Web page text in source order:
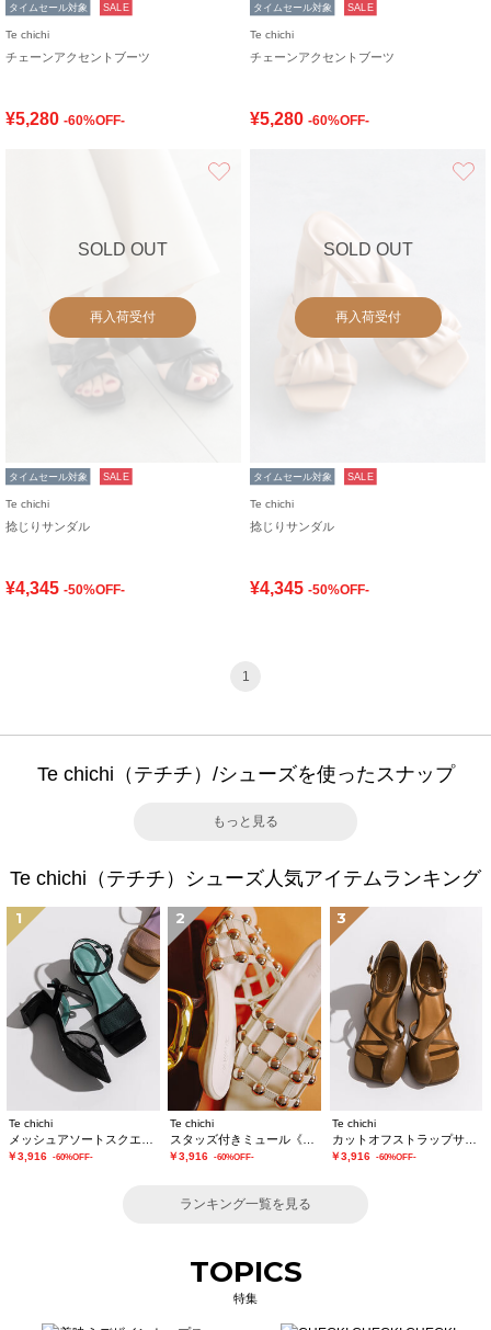
タイムセール対象 SALE
Te chichi
チェーンアクセントブーツ
¥5,280 -60%OFF-
タイムセール対象 SALE
Te chichi
チェーンアクセントブーツ
¥5,280 -60%OFF-
SOLD OUT
再入荷受付
タイムセール対象 SALE
Te chichi
捻じりサンダル
¥4,345 -50%OFF-
SOLD OUT
再入荷受付
タイムセール対象 SALE
Te chichi
捻じりサンダル
¥4,345 -50%OFF-
1
Te chichi（テチチ）/シューズを使ったスナップ
もっと見る
Te chichi（テチチ）シューズ人気アイテムランキング
1
Te chichi
￥3,916 -60%OFF-
2
Te chichi
￥3,916 -60%OFF-
3
Te chichi
カットオフストラップサンダル《2026 SUMMER LOOK item》
￥3,916 -60%OFF-
ランキング一覧を見る
TOPICS
特集